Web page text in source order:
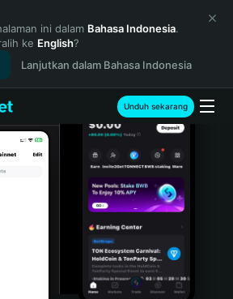
ini dalam Bahasa Indonesia.
ke English?
Lanjutkan dalam Bahasa Indonesia
Unduh sekarang